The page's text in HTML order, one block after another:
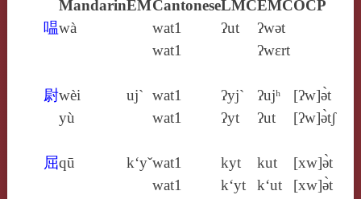
MandarinEMCantoneseLMCEMCOCP
嗢wà
wat1
wat1
ʔut
ʔwǝt
ʔwɛrt
尉wèi
yù
uj` wat1
wat1
ʔyj`
ʔyt
ʔujʰ
ʔut
[ʔw]ə̀t
[ʔw]ə̀tʃ
屈qū k‘yˇwat1
wat1
kyt
k‘yt
kut
k‘ut
[xw]ə̀t
[xw]ə̀t